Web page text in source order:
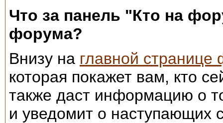
Что за панель "Кто на
форума?
Внизу на главной странице
которая покажет вам, кто
также даст информацию о
и уведомит о наступающих